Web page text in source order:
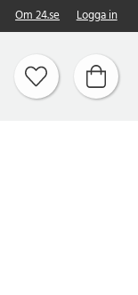
Om 24.se Logga in